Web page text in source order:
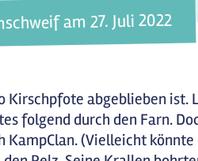
am 27. Juli 2022
Kirschpfote abgeblieben ist.
folgend durch den Farn.
KampClan. (Vielleicht